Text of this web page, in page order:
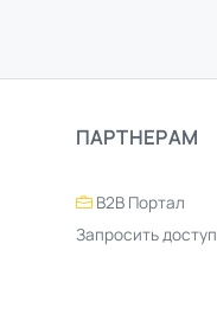
ПАРТНЕРАМ
B2B Портал
Запросить доступ